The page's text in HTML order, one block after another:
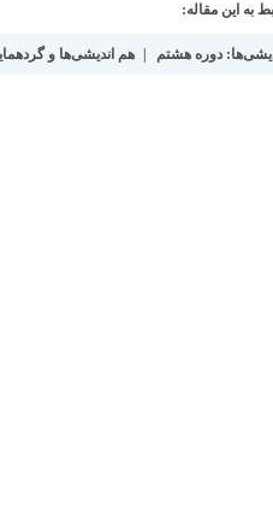
شده
به این مقاله:
دوره هشتم هم اندیشی‌ها و